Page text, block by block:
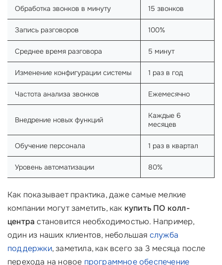
Обработка звонков в минуту 15 звонков
Запись разговоров 100%
Среднее время разговора 5 минут
Изменение конфигурации системы 1 раз в год
Частота анализа звонков Ежемесячно
Внедрение новых функций
Каждые 6
месяцев
Обучение персонала 1 раз в квартал
Уровень автоматизации 80%
Как показывает практика, даже самые мелкие
компании могут заметить, как купить ПО колл-
центра становится необходимостью. Например,
один из наших клиентов, небольшая служба
поддержки, заметила, как всего за 3 месяца после
перехода на новое программное обеспечение